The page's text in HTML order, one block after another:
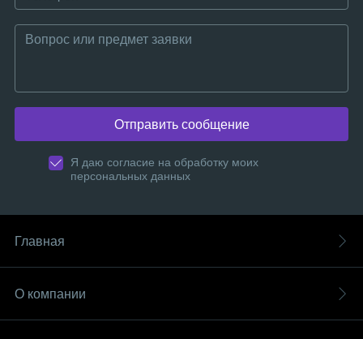
Отправить сообщение
Я даю согласие на обработку моих
персональных данных
Главная
О компании